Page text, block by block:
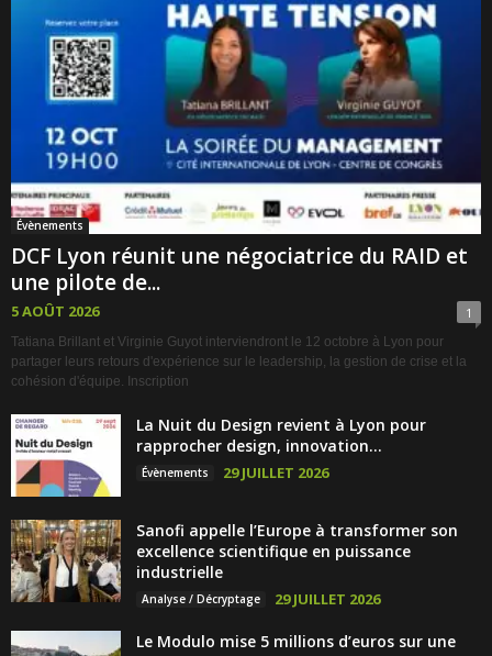
Évènements
DCF Lyon réunit une négociatrice du RAID et
une pilote de...
5 AOÛT 2026 1
Tatiana Brillant et Virginie Guyot interviendront le 12 octobre à Lyon pour
partager leurs retours d'expérience sur le leadership, la gestion de crise et la
cohésion d'équipe. Inscription
La Nuit du Design revient à Lyon pour
rapprocher design, innovation...
Évènements 29 JUILLET 2026
Sanofi appelle l’Europe à transformer son
excellence scientifique en puissance
industrielle
Analyse / Décryptage 29 JUILLET 2026
Le Modulo mise 5 millions d’euros sur une